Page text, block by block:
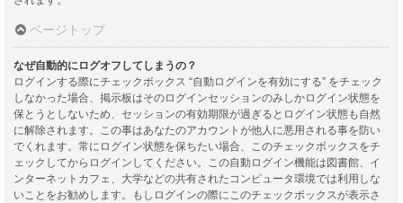
ページトップ
なぜ自動的にログオフしてしまうの？
ログインする際にチェックボックス “自動ログインを有効にする” をチェック
しなかった場合、掲示板はそのログインセッションのみしかログイン状態を
保とうとしないため、セッションの有効期限が過ぎるとログイン状態も自然
に解除されます。この事はあなたのアカウントが他人に悪用される事を防い
でくれます。常にログイン状態を保ちたい場合、このチェックボックスをチ
ェックしてからログインしてください。この自動ログイン機能は図書館、イ
ンターネットカフェ、大学などの共有されたコンピュータ環境では利用しな
いことをお勧めします。もしログインの際にこのチェックボックスが表示さ